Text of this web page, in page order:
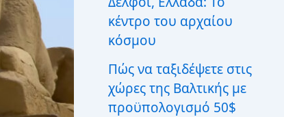
ι
α
κέντρο του αρχαίου
κόσμου
Πώς να ταξιδέψετε στις
χώρες της Βαλτικής με
προϋπολογισμό 50$